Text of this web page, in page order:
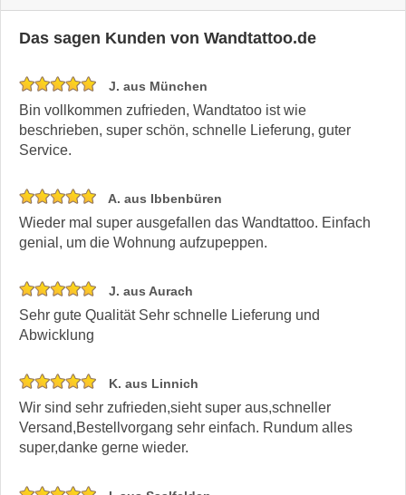
Das sagen Kunden von Wandtattoo.de
J. aus München
Bin vollkommen zufrieden, Wandtatoo ist wie
beschrieben, super schön, schnelle Lieferung, guter
Service.
A. aus Ibbenbüren
Wieder mal super ausgefallen das Wandtattoo. Einfach
genial, um die Wohnung aufzupeppen.
J. aus Aurach
Sehr gute Qualität Sehr schnelle Lieferung und
Abwicklung
K. aus Linnich
Wir sind sehr zufrieden,sieht super aus,schneller
Versand,Bestellvorgang sehr einfach. Rundum alles
super,danke gerne wieder.